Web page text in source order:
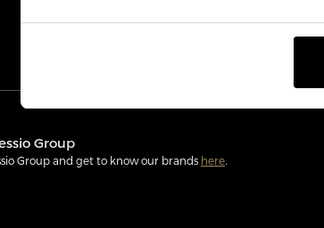
Group
Group and get to know our brands here.